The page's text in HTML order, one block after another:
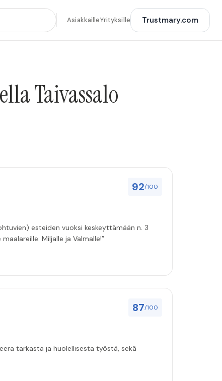
AsiakkailleYrityksille Trustmary.com
Taivassalo
92/100
esteiden vuoksi keskeyttämään n. 3
Miljalle ja Valmalle!”
87/100
tarkasta ja huolellisesta työstä, sekä